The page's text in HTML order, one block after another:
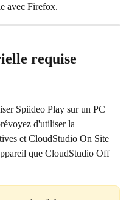
avec Firefox.
requise
Spiideo Play sur un PC
d'utiliser la
et CloudStudio On Site
que CloudStudio Off